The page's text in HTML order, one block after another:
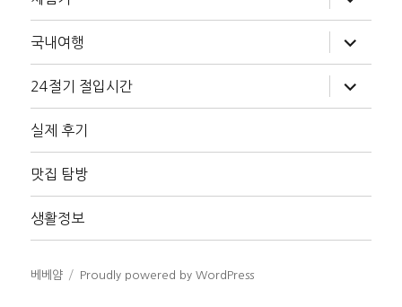
위
메
확
장
국내여행
위
메
확
장
24절기 절입시간
위
메
장
실제 후기
맛집 탐방
생활정보
베베얌 Proudly powered by WordPress